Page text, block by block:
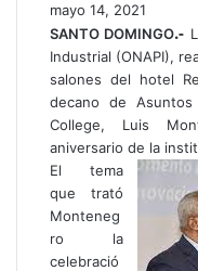
mayo 14, 2021
SANTO DOMINGO.-
Industrial (ONAPI),
salones del hotel
decano de Asuntos
College, Luis
aniversario de la
El tema
que trató
Monteneg
ro la
celebració